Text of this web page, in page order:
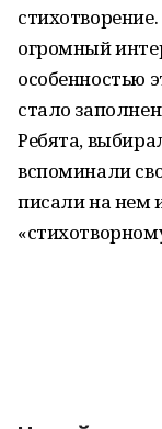
огромный
особенностью
стало
Ребята,
вспоминали
писали на нем